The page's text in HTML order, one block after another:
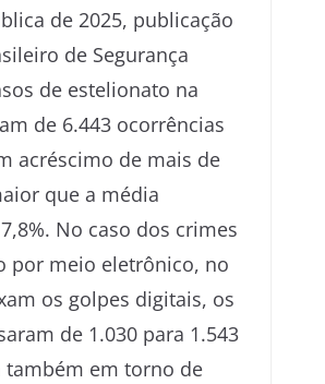
de 2025, publicação
de Segurança
de estelionato na
de 6.443 ocorrências
acréscimo de mais de
que a média
No caso dos crimes
por meio eletrônico, no
os golpes digitais, os
de 1.030 para 1.543
também em torno de